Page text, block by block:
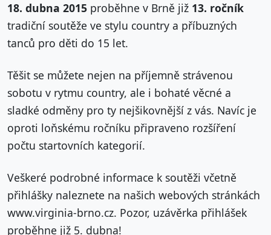
18. dubna 2015 proběhne v Brně již 13. ročník
tradiční soutěže ve stylu country a příbuzných
tanců pro děti do 15 let.
Těšit se můžete nejen na příjemně strávenou
sobotu v rytmu country, ale i bohaté věcné a
sladké odměny pro ty nejšikovnější z vás. Navíc je
oproti loňskému ročníku připraveno rozšíření
počtu startovních kategorií.
Veškeré podrobné informace k soutěži včetně
přihlášky naleznete na našich webových stránkách
www.virginia-brno.cz. Pozor, uzávěrka přihlášek
proběhne již 5. dubna!